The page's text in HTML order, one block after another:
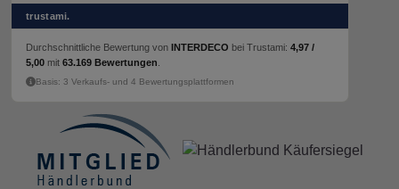
trustami.
Durchschnittliche Bewertung von INTERDECO bei Trustami: 4,97 /
5,00 mit 63.169 Bewertungen
Basis: 3 Verkaufs- und 4 Bewertungsplattformen